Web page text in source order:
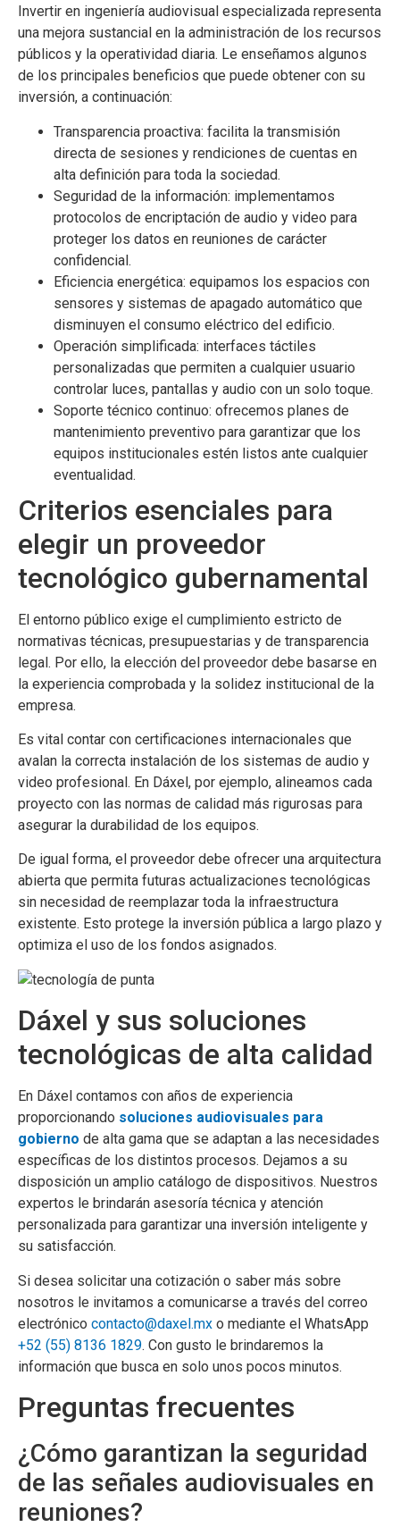
Invertir en ingeniería audiovisual especializada representa
una mejora sustancial en la administración de los recursos
públicos y la operatividad diaria. Le enseñamos algunos
de los principales beneficios que puede obtener con su
inversión, a continuación:
Transparencia proactiva: facilita la transmisión
directa de sesiones y rendiciones de cuentas en
alta definición para toda la sociedad.
Seguridad de la información: implementamos
protocolos de encriptación de audio y video para
proteger los datos en reuniones de carácter
confidencial.
Eficiencia energética: equipamos los espacios con
sensores y sistemas de apagado automático que
disminuyen el consumo eléctrico del edificio.
Operación simplificada: interfaces táctiles
personalizadas que permiten a cualquier usuario
controlar luces, pantallas y audio con un solo toque.
Soporte técnico continuo: ofrecemos planes de
mantenimiento preventivo para garantizar que los
equipos institucionales estén listos ante cualquier
eventualidad.
Criterios esenciales para
elegir un proveedor
tecnológico gubernamental
El entorno público exige el cumplimiento estricto de
normativas técnicas, presupuestarias y de transparencia
legal. Por ello, la elección del proveedor debe basarse en
la experiencia comprobada y la solidez institucional de la
empresa.
Es vital contar con certificaciones internacionales que
avalan la correcta instalación de los sistemas de audio y
video profesional. En Dáxel, por ejemplo, alineamos cada
proyecto con las normas de calidad más rigurosas para
asegurar la durabilidad de los equipos.
De igual forma, el proveedor debe ofrecer una arquitectura
abierta que permita futuras actualizaciones tecnológicas
sin necesidad de reemplazar toda la infraestructura
existente. Esto protege la inversión pública a largo plazo y
optimiza el uso de los fondos asignados.
Dáxel y sus soluciones
tecnológicas de alta calidad
En Dáxel contamos con años de experiencia
proporcionando soluciones audiovisuales para
gobierno de alta gama que se adaptan a las necesidades
específicas de los distintos procesos. Dejamos a su
disposición un amplio catálogo de dispositivos. Nuestros
expertos le brindarán asesoría técnica y atención
personalizada para garantizar una inversión inteligente y
su satisfacción.
Si desea solicitar una cotización o saber más sobre
nosotros le invitamos a comunicarse a través del correo
electrónico contacto@daxel.mx o mediante el WhatsApp
+52 (55) 8136 1829. Con gusto le brindaremos la
información que busca en solo unos pocos minutos.
Preguntas frecuentes
¿Cómo garantizan la seguridad
de las señales audiovisuales en
reuniones?